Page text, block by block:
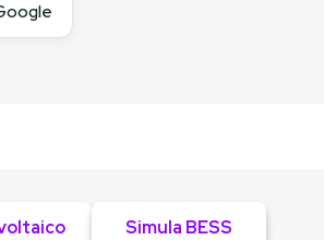
Simula BESS